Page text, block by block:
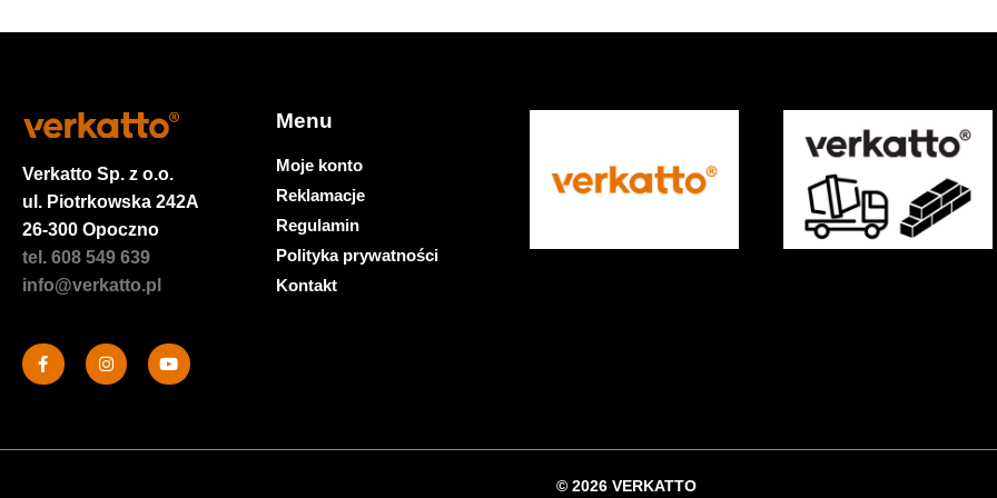
Verkatto Sp. z o.o.
ul. Piotrkowska 242A
26-300 Opoczno
tel. 608 549 639
info@verkatto.pl
Menu
Moje konto
Reklamacje
Regulamin
Polityka prywatności
Kontakt
© 2026 VERKATTO